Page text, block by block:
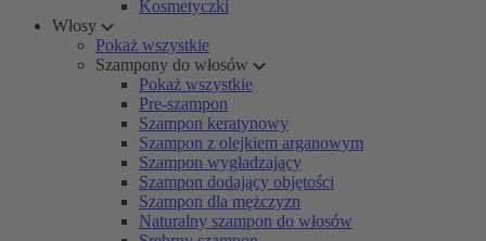
Kosmetyczki
Włosy
Pokaż wszystkie
Szampony do włosów
Pokaż wszystkie
Pre-szampon
Szampon keratynowy
Szampon z olejkiem arganowym
Szampon wygładzający
Szampon dodający objętości
Szampon dla mężczyzn
Naturalny szampon do włosów